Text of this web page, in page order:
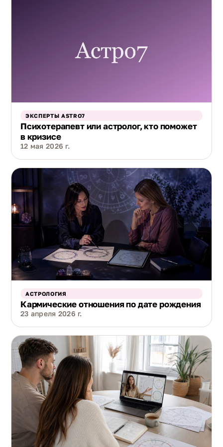
ЭКСПЕРТЫ ASTRO7
Психотерапевт или астролог, кто поможет
в кризисе
12 мая 2026 г.
АСТРОЛОГИЯ
Кармические отношения по дате рождения
23 апреля 2026 г.